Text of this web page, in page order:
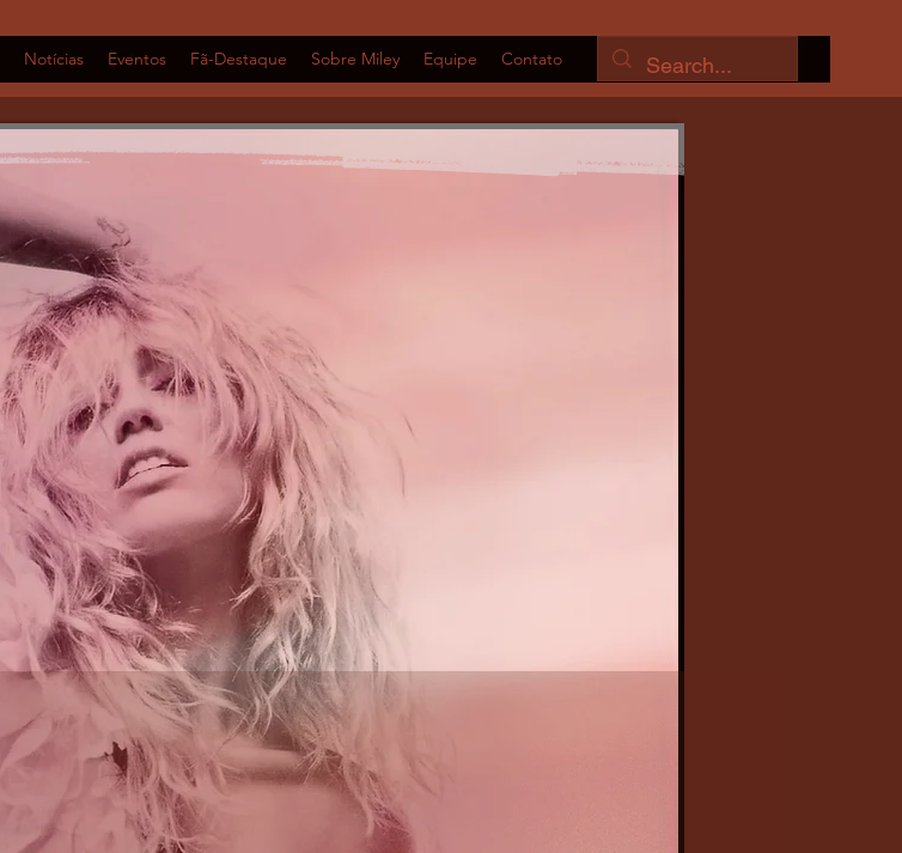
Notícias Eventos Fã-Destaque Sobre Miley Equipe Contato